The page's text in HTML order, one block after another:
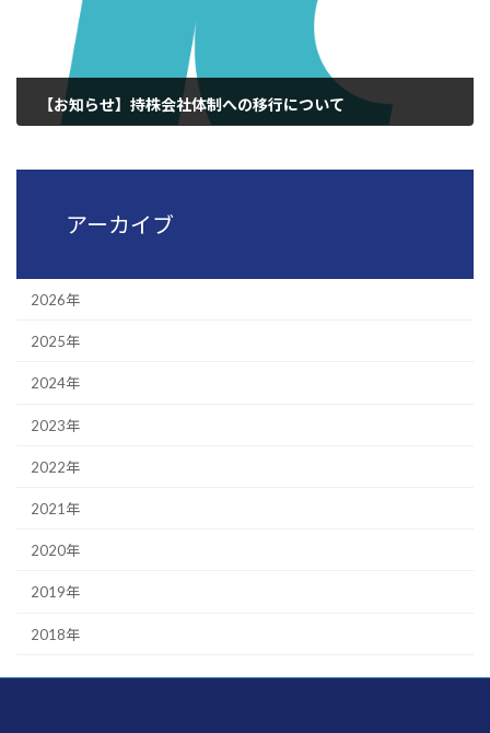
【お知らせ】持株会社体制への移行について
アーカイブ
2026年
2025年
2024年
2023年
2022年
2021年
2020年
2019年
2018年